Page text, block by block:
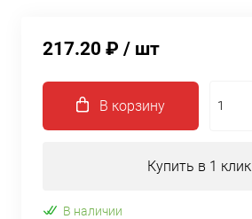
217.20 ₽ / шт
В корзину
Купить в 1 клик
В наличии